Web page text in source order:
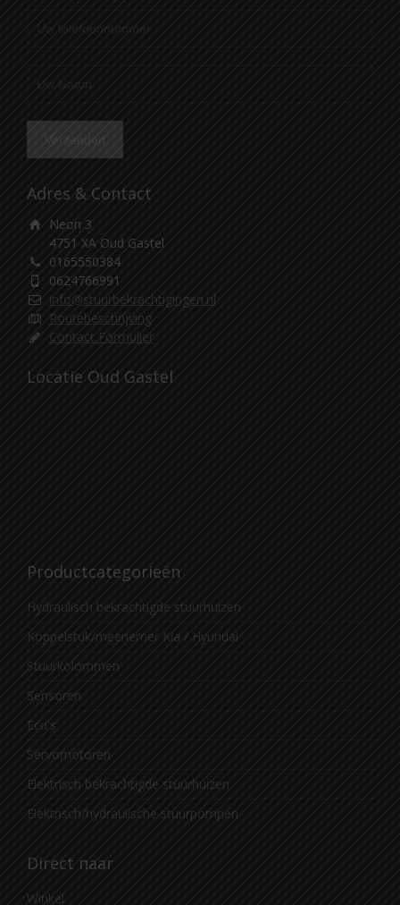
Adres & Contact
Neon 3
4751 XA Oud Gastel
0165550384
0624766991
info@stuurbekrachtigingen.nl
Routebeschrijving
Contact Formulier
Locatie Oud Gastel
Productcategorieën
Hydraulisch bekrachtigde stuurhuizen
Koppelstuk/meenemer Kia / Hyundai
Stuurkolommen
Sensoren
Ecu's
Servomotoren
Elektrisch bekrachtigde stuurhuizen
Elektrisch/hydraulische stuurpompen
Direct naar
Winkel